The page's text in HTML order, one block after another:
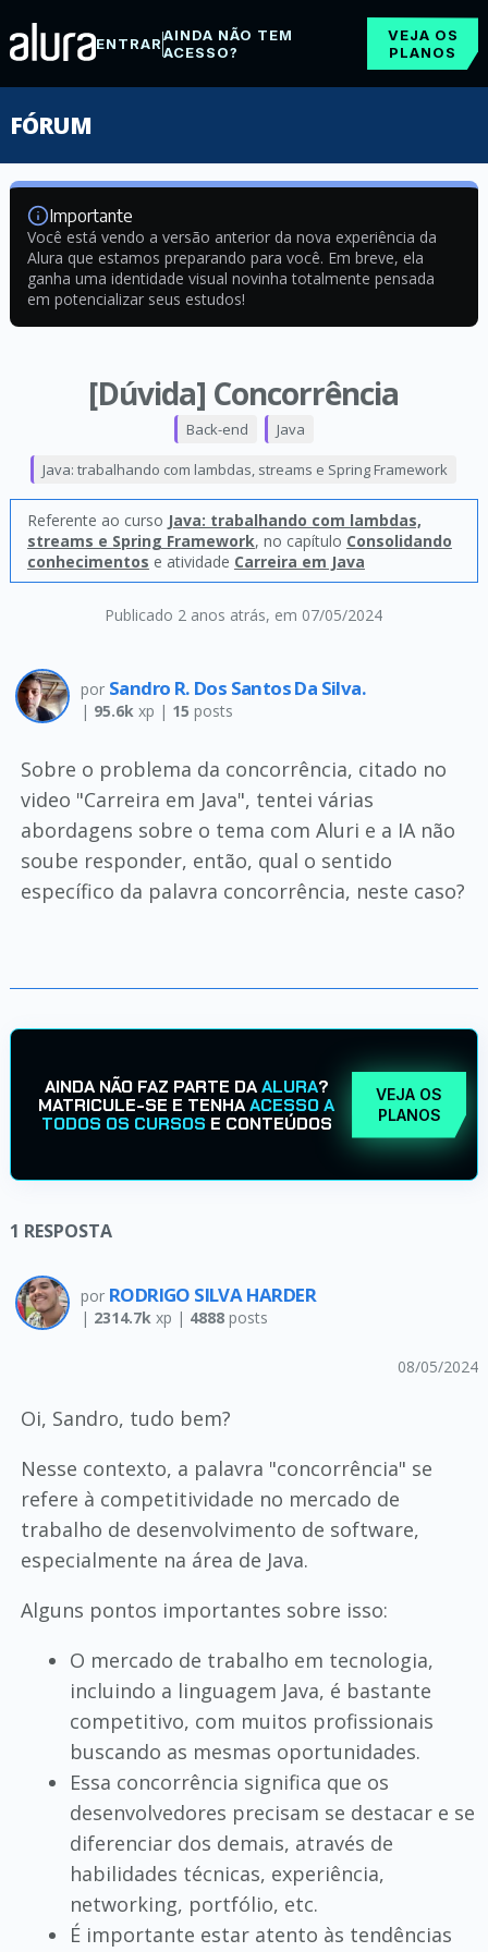
ENTRARAINDA NÃO TEM
ACESSO?
VEJA OS
PLANOS
FÓRUM
Importante
Você está vendo a versão anterior da nova experiência da
Alura que estamos preparando para você. Em breve, ela
ganha uma identidade visual novinha totalmente pensada
em potencializar seus estudos!
[Dúvida] Concorrência
Publicado 2 anos atrás, em 07/05/2024
Back-end Java
Java: trabalhando com lambdas, streams e Spring Framework
Referente ao curso Java: trabalhando com lambdas,
streams e Spring Framework, no capítulo Consolidando
conhecimentos e atividade Carreira em Java
por Sandro R. Dos Santos Da Silva.
| 95.6kxp | 15 posts
Sobre o problema da concorrência, citado no
video "Carreira em Java", tentei várias
abordagens sobre o tema com Aluri e a IA não
soube responder, então, qual o sentido
específico da palavra concorrência, neste caso?
AINDA NÃO FAZ PARTE DAALURA?
MATRICULE-SE E TENHAACESSO A
TODOS OS CURSOS E CONTEÚDOS
VEJA OS
PLANOS
1 RESPOSTA
por RODRIGO SILVA HARDER
| 2314.7kxp | 4888posts
08/05/2024
Oi, Sandro, tudo bem?
Nesse contexto, a palavra "concorrência" se
refere à competitividade no mercado de
trabalho de desenvolvimento de software,
especialmente na área de Java.
Alguns pontos importantes sobre isso:
O mercado de trabalho em tecnologia,
incluindo a linguagem Java, é bastante
competitivo, com muitos profissionais
buscando as mesmas oportunidades.
Essa concorrência significa que os
desenvolvedores precisam se destacar e se
diferenciar dos demais, através de
habilidades técnicas, experiência,
networking, portfólio, etc.
É importante estar atento às tendências